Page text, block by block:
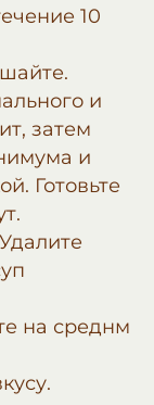
10
и
затем
и
Готовьте
на среднм